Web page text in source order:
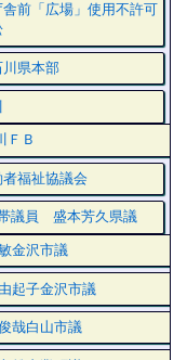
前「広場」使用不許可
県本部
ＦＢ
福祉協議会
議員 盛本芳久県議
金沢市議
起子金沢市議
哉白山市議